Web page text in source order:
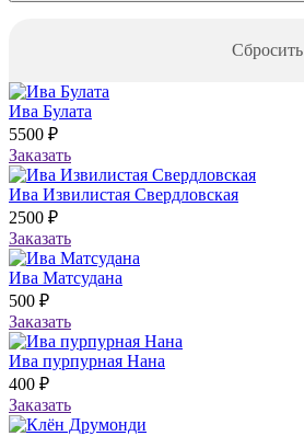
Сбросить
Ива Булата
5500 ₽
Заказать
Ива Извилистая Свердловская
2500 ₽
Заказать
Ива Матсудана
500 ₽
Заказать
Ива пурпурная Нана
400 ₽
Заказать